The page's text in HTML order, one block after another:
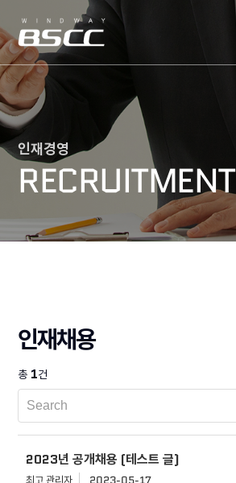
인재경영
RECRUITMENT
인재채용
총 1건
2023년 공개채용 (테스트 글)